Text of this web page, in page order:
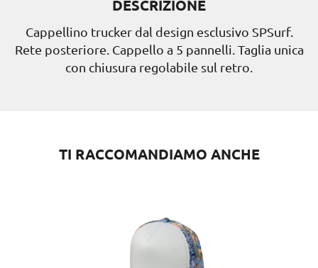
DESCRIZIONE
Cappellino trucker dal design esclusivo SPSurf.
Rete posteriore. Cappello a 5 pannelli. Taglia unica
con chiusura regolabile sul retro.
TI RACCOMANDIAMO ANCHE